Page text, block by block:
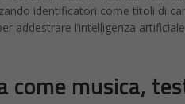
identificatori come titoli di
addestrare l’intelligenza
come musica,